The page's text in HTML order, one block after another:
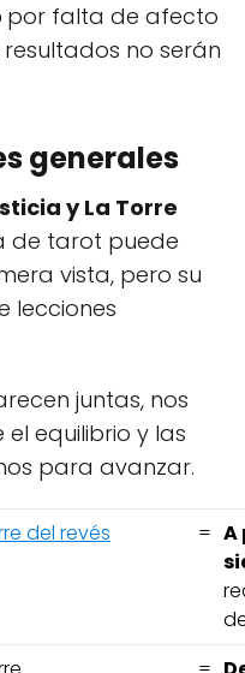
por falta de afecto
no serán
generales
y La Torre
de tarot puede
vista, pero su
lecciones
juntas, nos
equilibrio y las
para avanzar.
del revés = A